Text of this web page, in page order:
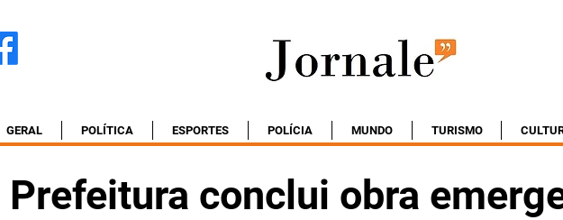
GERAL POLÍTICA ESPORTES POLÍCIA MUNDO TURISMO
Prefeitura conclui obra